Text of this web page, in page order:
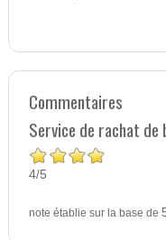
Commentaires
Service de rachat
4/5
note établie sur la base de